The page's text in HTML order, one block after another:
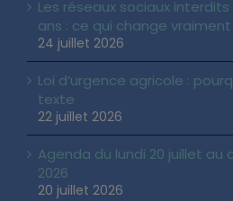
Les réseaux sociaux interdits
ans : ce qui change vraiment
24 juillet 2026
Loi d’urgence agricole :
texte
22 juillet 2026
Agenda du lundi 20 juillet au
2026
20 juillet 2026